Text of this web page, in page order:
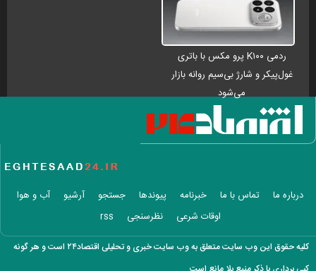
ردمی K۱۰۰ پرو مکس با باتری
غول‌پیکر و شارژ بی‌سیم روانه بازار
می‌شود
درباره ما تماس با ما خبرنامه پیوندها جستجو آرشیو
آب و هوا
اوقات شرعی
نظرسنجی rss
کلیه حقوق این وب سایت متعلق به وب سایت خبری و تحلیلی اقتصاد۲۴ است و هر گونه